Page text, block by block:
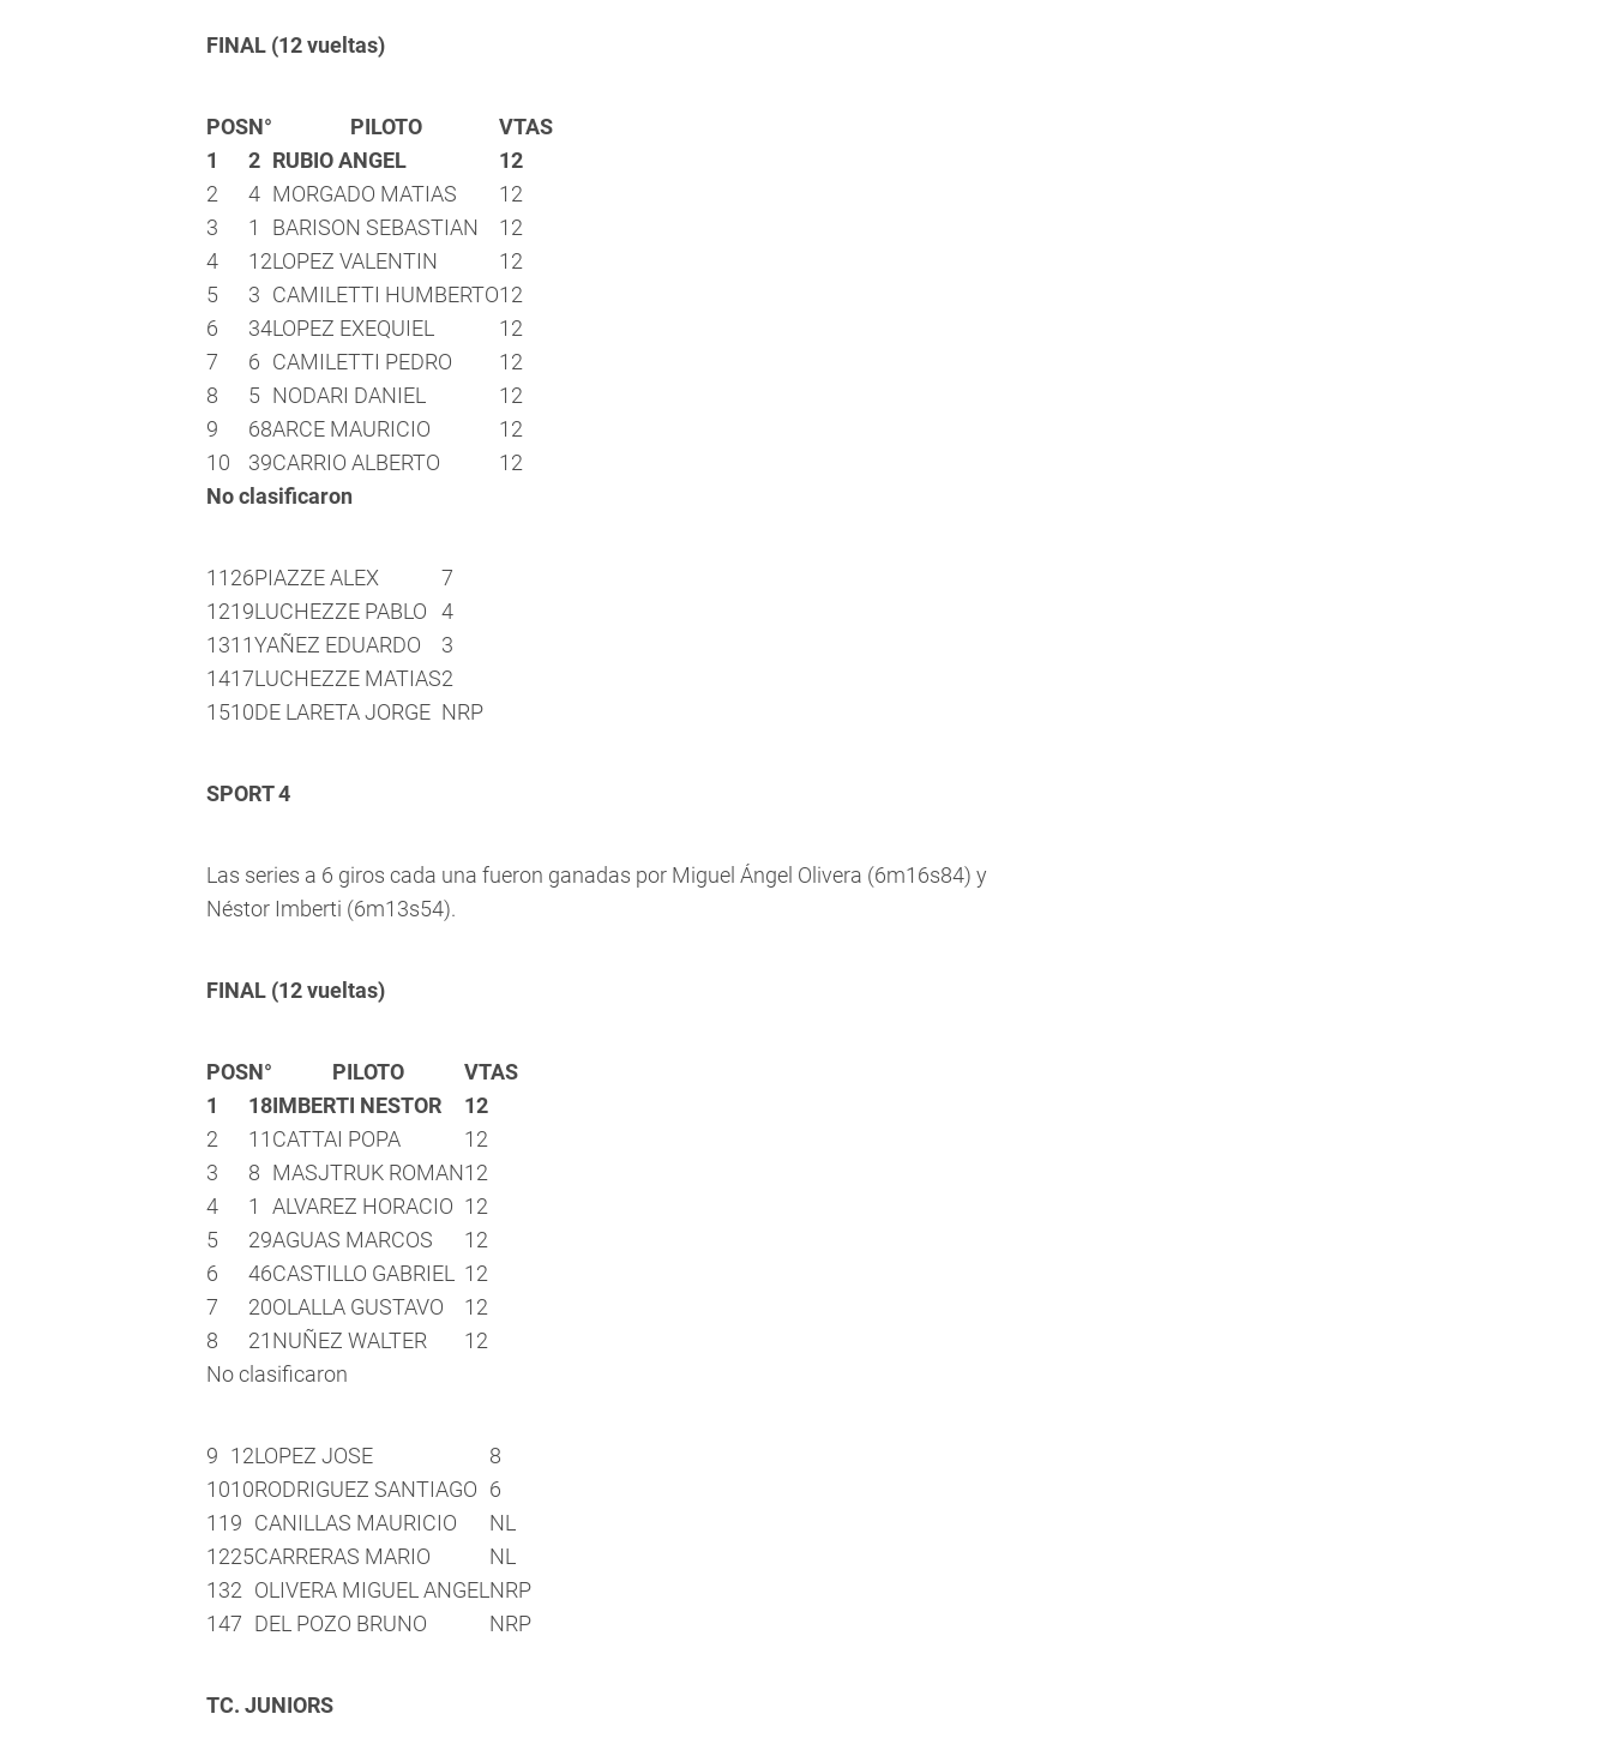
FINAL (12 vueltas)
POSN° PILOTO
VTAS
1
2 RUBIO ANGEL
12
2
4 MORGADO MATIAS
12
3
1 BARISON SEBASTIAN
12
4
12LOPEZ VALENTIN
12
5
3 CAMILETTI HUMBERTO12
6
34LOPEZ EXEQUIEL
12
7
6 CAMILETTI PEDRO
12
8
5 NODARI DANIEL
12
9
68ARCE MAURICIO
12
10
39CARRIO ALBERTO
12
No clasificaron
11 26PIAZZE ALEX
7
1219LUCHEZZE PABLO
4
1311YAÑEZ EDUARDO
3
1417LUCHEZZE MATIAS2
1510DE LARETA JORGE NRP
SPORT 4
Las series a 6 giros cada una fueron ganadas por Miguel Ángel Olivera (6m16s84) y
Néstor Imberti (6m13s54).
FINAL (12 vueltas)
POSN° PILOTO
VTAS
1
18IMBERTI NESTOR
12
2
11 CATTAI POPA
12
3
8 MASJTRUK ROMAN12
4
1 ALVAREZ HORACIO 12
5
29AGUAS MARCOS
12
6
46CASTILLO GABRIEL
12
7
20OLALLA GUSTAVO
12
8
21 NUÑEZ WALTER
12
No clasificaron
9 12LOPEZ JOSE
8
1010RODRIGUEZ SANTIAGO 6
11 9 CANILLAS MAURICIO
NL
1225CARRERAS MARIO
NL
132 OLIVERA MIGUEL ANGEL NRP
147 DEL POZO BRUNO NRP
TC. JUNIORS